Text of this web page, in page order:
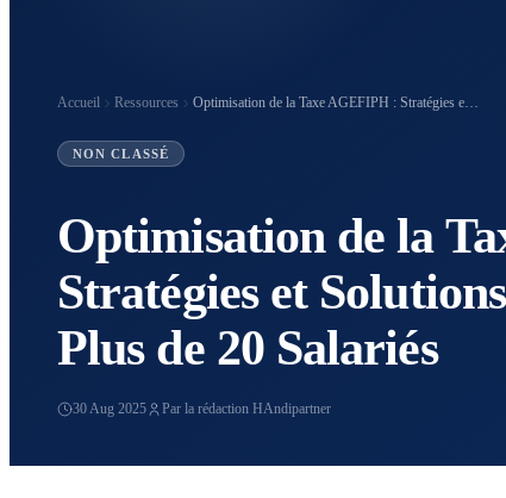
Accueil Ressources
Optimisation de la Taxe AGEFIPH : Stratégies et
NON CLASSÉ
Optimisation de la
Stratégies et
Plus de 20 Salariés
30 Aug 2025 Par la rédaction HAndipartner